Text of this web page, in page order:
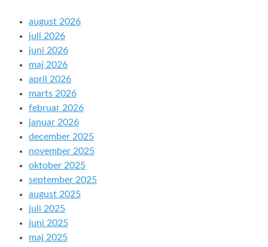
august 2026
juli 2026
juni 2026
maj 2026
april 2026
marts 2026
februar 2026
januar 2026
december 2025
november 2025
oktober 2025
september 2025
august 2025
juli 2025
juni 2025
maj 2025